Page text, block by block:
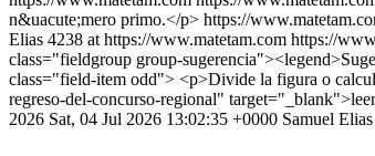
n&uacute;mero primo.</p> https://
Elias 4238 at https://www.matetam.com https://
class="fieldgroup group-
class="field-item odd"> <p>Divide la figura o
regreso-del-concurso-regional"
2026 Sat, 04 Jul 2026 13:02:35 +0000 Samuel Elias